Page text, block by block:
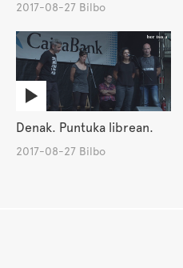
2017-08-27 Bilbo
Denak. Puntuka librean.
2017-08-27 Bilbo